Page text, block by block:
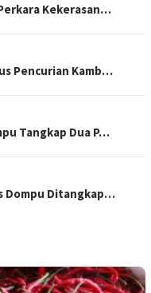
Kekerasan…
Pencurian Kamb…
Tangkap Dua P…
Dompu Ditangkap…